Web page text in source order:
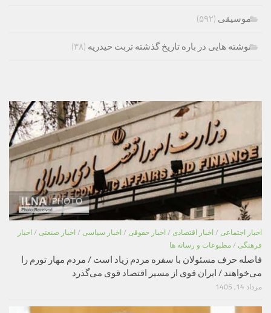
موسیقی (۵۹۲)
نوشته هایی در باره تاریخ گذشته تربت حیدریه (۳۸)
اخبار اجتماعی / اخبار اقتصادی / اخبار حقوقی / اخبار سیاسی / اخبار صنعتی / اخبار
فرهنگی / مطبوعات و رسانه ها
فاصله حرف مسئولان با سفره مردم زیاد است / مردم مهار تورم را
می‌خواهند / ایران قوی از مسیر اقتصاد قوی می‌گذرد
مرداد 14, 1405